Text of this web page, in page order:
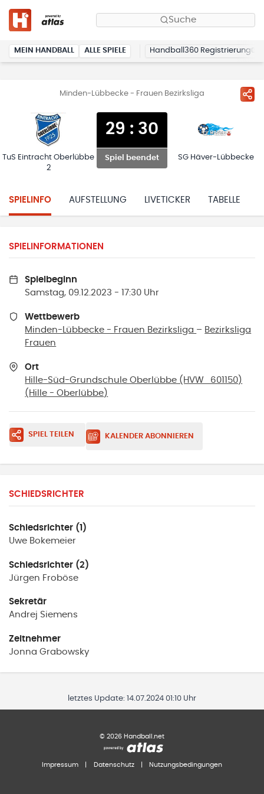
Suche
MEIN HANDBALL ALLE SPIELE Handball360 Registrierung
Minden-Lübbecke - Frauen Bezirksliga
TuS Eintracht Oberlübbe
2
29 : 30
Spiel beendet SG Häver-Lübbecke
SPIELINFO AUFSTELLUNG LIVETICKER TABELLE
SPIELINFORMATIONEN
Spielbeginn
Samstag, 09.12.2023 - 17:30 Uhr
Wettbewerb
Minden-Lübbecke - Frauen Bezirksliga – Bezirksliga
Frauen
Ort
Hille-Süd-Grundschule Oberlübbe (HVW_601150)
( Hille - Oberlübbe )
SPIEL TEILEN KALENDER ABONNIEREN
SCHIEDSRICHTER
Schiedsrichter (1)
Uwe Bokemeier
Schiedsrichter (2)
Jürgen Froböse
Sekretär
Andrej Siemens
Zeitnehmer
Jonna Grabowsky
letztes Update: 14.07.2024 01:10 Uhr
© 2026 Handball.net
Impressum Datenschutz Nutzungsbedingungen